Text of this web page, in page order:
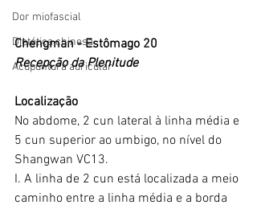
Dor miofascial
Dietética chinesa
Acupuntura auricular
Chengman - Estômago 20
Recepção da Plenitude
Localização
No abdome, 2 cun lateral à linha média e
5 cun superior ao umbigo, no nível do
Shangwan VC13.
I. A linha de 2 cun está localizada a meio
caminho entre a linha média e a borda